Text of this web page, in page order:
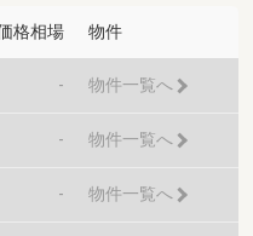
格相場 物件
- 物件一覧へ
- 物件一覧へ
- 物件一覧へ